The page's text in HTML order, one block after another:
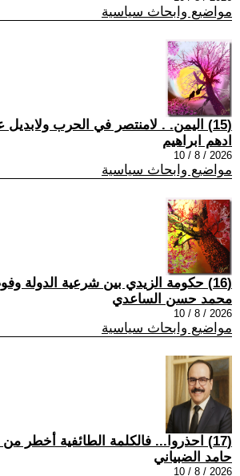
مواضيع وابحاث سياسية
(15) اليمن. . لامنتصر في الحرب ولابديل عن الحوار
ادهم ابراهيم
2026 / 8 / 10
مواضيع وابحاث سياسية
(16) حكومة الزيدي بين شرعية الدولة وفوضى السلاح
محمد حسن الساعدي
2026 / 8 / 10
مواضيع وابحاث سياسية
(17) احذروا... فالكلمة الطائفية أخطر من الرصاصة.
حامد الضبياني
2026 / 8 / 10